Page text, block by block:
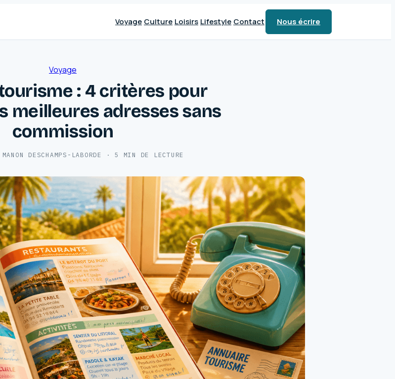
Voyage Culture Loisirs Lifestyle Contact Nous écrire
Voyage
: 4 critères pour
meilleures adresses sans
commission
MANON DESCHAMPS-LABORDE · 5 MIN DE LECTURE